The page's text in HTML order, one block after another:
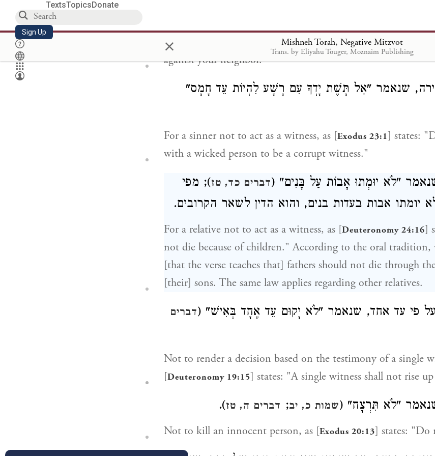
TextsTopicsDonate
Sign Up × Mishneh Torah, Negative Mitzvot
Trans. by Eliyahu Touger, Moznaim Publishing
Not to give false testimony, as [Exodus 20:13] states: "Do not
against your neighbor."
שנאמר "אַל תָּשֶׁת יָדְךָ עִם רָשָׁע לִהְיוֹת עֵד חָמָס"
For a sinner not to act as a witness, as [Exodus 23:1] states:
with a wicked person to be a corrupt witness."
"לֹא יוּמְתוּ אָבוֹת עַל בָּנִים" (דברים כד, טז); מפי
אבות בעדות בנים, והוא הדין לשאר הקרובים.
For a relative not to act as a witness, as [Deuteronomy 24:16]
not die because of children." According to the oral tradition,
[that the verse teaches that] fathers should not die through
[their] sons. The same law applies regarding other relatives.
פי עד אחד, שנאמר "לֹא יָקוּם עֵד אֶחָד בְּאִישׁ" (דברים
Not to render a decision based on the testimony of a single
[Deuteronomy 19:15] states: "A single witness shall not rise
"לֹא תִּרְצָח" (שמות כ, יב; דברים ה, טז).
Not to kill an innocent person, as [Exodus 20:13] states: "Do